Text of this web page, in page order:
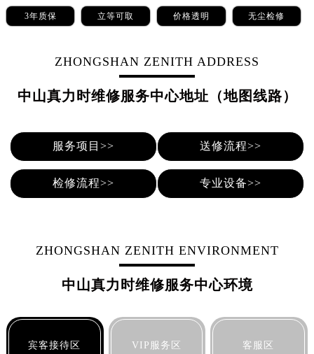
3年质保 立等可取 价格透明 无尘检修
ZHONGSHAN ZENITH ADDRESS
中山真力时维修服务中心地址（地图线路）
服务项目>> 送修流程>>
检修流程>> 专业设备>>
ZHONGSHAN ZENITH ENVIRONMENT
中山真力时维修服务中心环境
宾客接待区 VIP服务区 客服区